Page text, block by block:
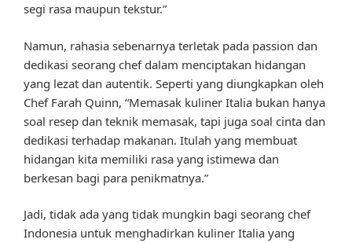
segi rasa maupun tekstur.”
Namun, rahasia sebenarnya terletak pada passion dan
dedikasi seorang chef dalam menciptakan hidangan
yang lezat dan autentik. Seperti yang diungkapkan oleh
Chef Farah Quinn, “Memasak kuliner Italia bukan hanya
soal resep dan teknik memasak, tapi juga soal cinta dan
dedikasi terhadap makanan. Itulah yang membuat
hidangan kita memiliki rasa yang istimewa dan
berkesan bagi para penikmatnya.”
Jadi, tidak ada yang tidak mungkin bagi seorang chef
Indonesia untuk menghadirkan kuliner Italia yang